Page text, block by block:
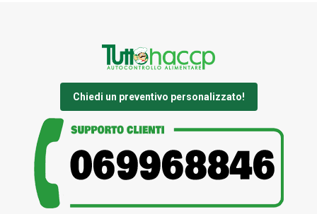
Chiedi un preventivo personalizzato!